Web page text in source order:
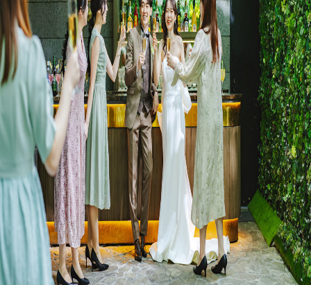
施設紹介
フォトガイドツアー
ブライダルフェア
ニュース
パーティレポート
アクセス